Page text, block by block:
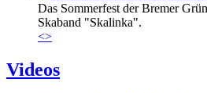
Das Sommerfest der Bremer
Skaband "Skalinka".
<>
Videos